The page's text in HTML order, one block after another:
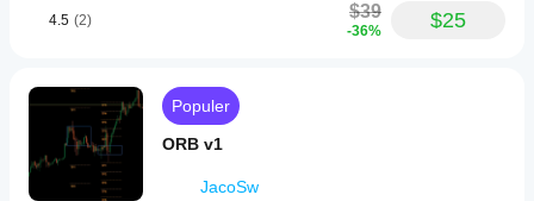
4.5 (2) $39
-36% $25
Populer
ORB v1
JacoSw